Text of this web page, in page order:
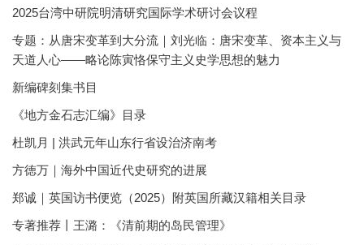
2025台湾中研院明清研究国际学术研讨会议程
专题：从唐宋变革到大分流｜刘光临：唐宋变革、资本主义与
天道人心——略论陈寅恪保守主义史学思想的魅力
新编碑刻集书目
《地方金石志汇编》目录
杜凯月 | 洪武元年山东行省设治济南考
方徳万｜海外中国近代史研究的进展
郑诚｜英国访书便览（2025）附英国所藏汉籍相关目录
专著推荐丨王潞：《清前期的岛民管理》